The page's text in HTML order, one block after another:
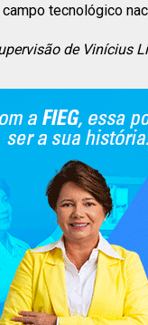
tecnológico
de Vinícius